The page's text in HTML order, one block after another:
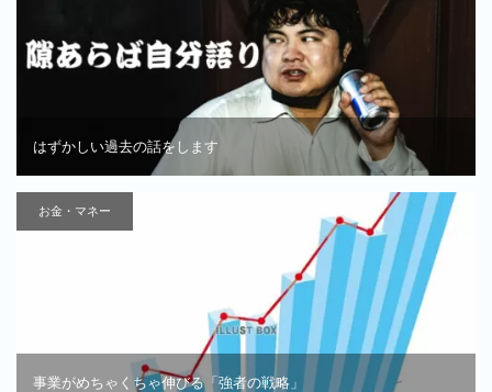
はずかしい過去の話をします
お金・マネー
事業がめちゃくちゃ伸びる「強者の戦略」